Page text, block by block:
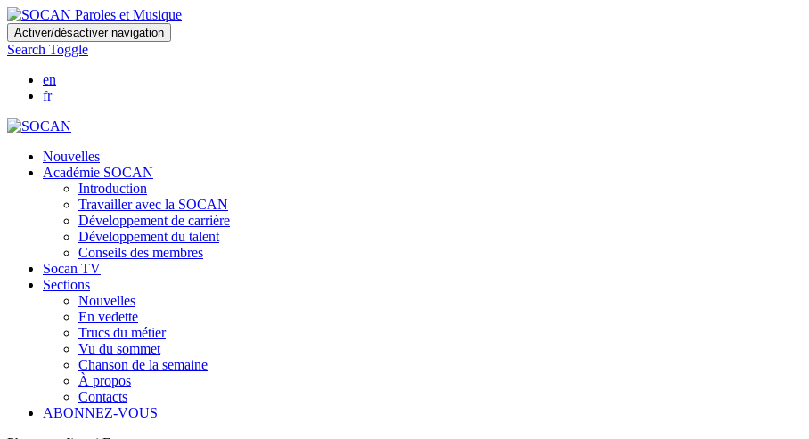
Skip
to
main
content
Activer/désactiver navigation
Search Toggle
en
fr
Nouvelles
Académie SOCAN
Introduction
Travailler avec la SOCAN
Développement de carrière
Développement du talent
Conseils des membres
Socan TV
Sections
Nouvelles
En vedette
Trucs du métier
Vu du sommet
Chanson de la semaine
À propos
Contacts
ABONNEZ-VOUS